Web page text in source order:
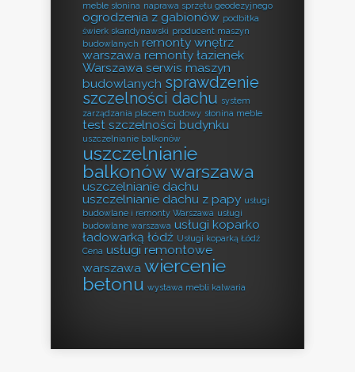
meble słonina naprawa sprzętu geodezyjnego
ogrodzenia z gabionów podbitka
świerk skandynawski producent maszyn
budowlanych remonty wnętrz
warszawa remonty łazienek
Warszawa serwis maszyn
budowlanych sprawdzenie
szczelności dachu system
zarządzania placem budowy słonina meble
test szczelności budynku
uszczelnianie balkonów
uszczelnianie
balkonów warszawa
uszczelnianie dachu
uszczelnianie dachu z papy usługi
budowlane i remonty Warszawa usługi
budowlane warszawa usługi koparko
ładowarką łódź Usługi koparką Łódź
Cena usługi remontowe
warszawa wiercenie
betonu wystawa mebli kalwaria